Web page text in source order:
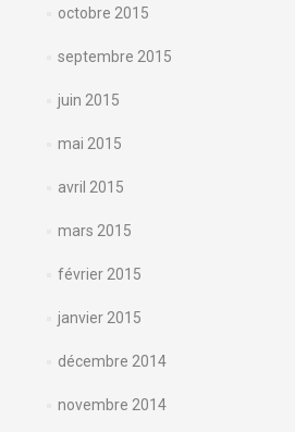
octobre 2015
septembre 2015
juin 2015
mai 2015
avril 2015
mars 2015
février 2015
janvier 2015
décembre 2014
novembre 2014